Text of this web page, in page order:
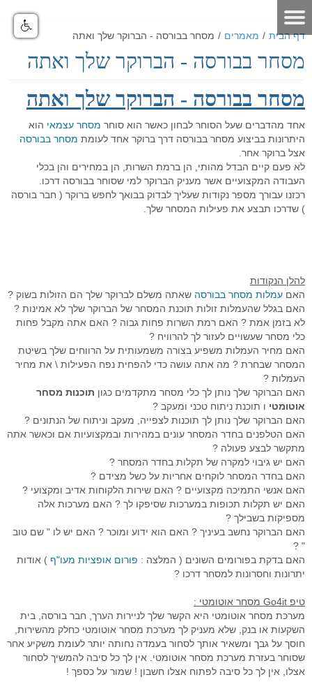
דף הבית / מאמרים / מסחר בבורסה - הברוקר שלך ואתה
מסחר בבורסה - הברוקר שלך ואתה
מסחר בבורסה - הברוקר שלך ואתה
אחד מהדברים שעל הסוחר לבחון כאשר הוא סוחר מסחר עצמאי הוא
היתרונות בביצוע מסחר בבורסה דרך ברוקר אחד לעומת מסחר בבורסה
אצל ברוקר אחר.
לא פעם קיים הבדל מהותי, הן ברמת השרות, הן במחירים והן בכלי
העבודה המקצועיים אשר מעניק הברוקר למי שסוחר בבורסה דרכו.
רכזנו עבורך מספר נקודות שעליך לבדוק בבואך לחפש ברוקר ( חבר בורסה
) שדרכו תבצע את פעילות המסחר שלך.
להלן הנקודות
האם עמלות מסחר בבורסה שאתה משלם לברוקר שלך הם הזולות בשוק ?
האם בגלל שהעמלות זולות תוכנת המסחר של הברוקר שלך לא אמינות ?
לא בזמן אמת ? האם רמת השרות פחות גבוה ? האם אתה מקבל פחות
כלי מסחר שעשויים לעזור לך להרוויח ?
האם מחיר העמלות משפיע בצורה משמעותית על הרווחים שלך בשיטת
המסחר שבחרת ? מה אתה עושה כדי להפחית נפח הפעילות \ את מחיר
העמלות ?
האם הברוקר שלך נותן לך כלי מסחר מתקדמים כגון תוכנות מסחר
אוטומטי ו תוכנת ניתוח טכני ומעקב ?
האם הברוקר שלך נותן לך תוכנות לצפייה, מעקב וניתוח של הנתונים ?
האם הטלפנים בחדר המסחר עונים במהירות ובמקצועיות אם וכאשר אתה
מתקשר לבצע פעולה ?
האם יש גיבוי למקרה של תקלות בחדר המסחר ?
האם בחדר המסחר לוקחים אחריות על כשל מצידם ?
האם אנשי התמיכה מקצועיים ? האם שירות הלקוחות אדיב ומקצועי ?
האם יש תקלות תכופות במערכות שסיפקו לך ? האם מערכות אלה
מספיקות בשבילך ?
האם הברוקר נחשב בעיניך ? האם הוא ידוע ומוכר ? האם יש לו " שם טוב
" ?
האם בדקת בפורומים השונים ( המלצה : פורום אופציות מעו"ף ) אודות
יתרונות וחסרונות למסחר דרכו ?
טיפ Go4it מסחר אוטומטי :
מערכת מסחר אוטומטי היא הקשר שלך לניירות הערך, חבר בורסה, בית
השקעות או בנק, שלא מעניק לך מערכת מסחר אוטומטי כחלק מהשירות,
חוסך על גבך ומשאיר אותך לסחור בעמדה נחותה יותר לעומת משקיע אחר
שסוחר בעזרת מערכת מסחר אוטומטי. אין לך כל סיבה להמשיך לסחור
אצלו, אין לך כל סיבה לפתוח אצלו חשבון ! שמור על כספך !
דף הבית
אודות חברת GO4IT
הסיכון במסחר בבורסה
לוח ארועים
הטכנולוגיה
מאמרים שוק ההון
מונחי שוק ההון
כלים לסוחר
כלים לסוחר
כלים למסחר בישראל
קישורים שימושיים
נתונים כלכליים
מחשבון פיבוט
מדדי בורסה עולמיים
פורום שוק ההון
פורום אופציות מעוף
פורום מסחר אוטומטי
הכר את מערכת המסחר
סרטוני הדרכה כלליים
מדריכים מצולמים
מערכת מסחר אוטומטי GO4IT
סימולטור מסחר Go4iTrainer
מערכת מידע וציטוטים Go4iTicker
מערכת מסחר OrderNet 2
מסחר אוטומטי במטח
קורס פיתוח ובדיקת אסטרטגיות
קורס מטח לסוחרים בזמן אמת
מסחר אוטומטי לרצף
פלטפורמת הממשק הראשית
סטופ לוס אוטומטי
טייק פרופיט אוטומטי
פקודות מונחי שעון
אינדיקטורים
מסחר אוטומטי באופציות מעו"ף
פלטפורמת הממשק הראשית
סטופ לוס אוטומטי באופציות מעוף
טריילינג סטופ אוטומטי באופציות
טייק פרופיט אוטומטי במעוף
פקודות עוקבות באופציות מעוף
כניסה אוטומטית לפוזיציה במעוף
מסחר אוטומטי בחוזים
אסטרטגיות מסחר אוטומטי במעוף
פקודות מונחי שעון
רובוט מסחר
מסחר אוטומטי בהתניית התשואה
חיבור API למתכנתים לבורסה
API לתכנות למעו"ף
API למתכנתים לרצף
מסחר אוטומטי בבורסה בחול
מסחר עצמאי בבורסה
מסחר עצמאי
שאלות נפוצות
מסחר בבורסה
מערכות מסחר
חוזים עתידיים
ניהול תיקים
מסחר בבורסה
מסחר בבורסה
מסחר בבורסה האמריקאית
מסחר בוול סטריט